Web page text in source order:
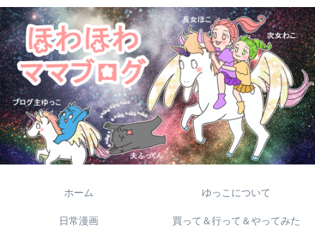
ホーム ゆっこについて
日常漫画 買って＆行って＆やってみた